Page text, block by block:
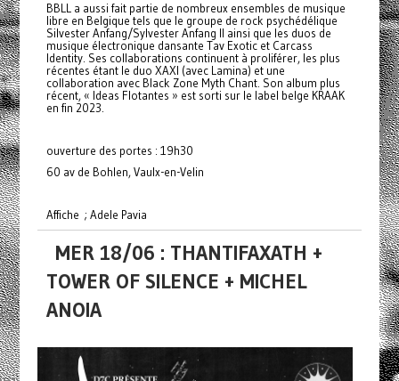
BBLL a aussi fait partie de nombreux ensembles de musique
libre en Belgique tels que le groupe de rock psychédélique
Silvester Anfang/Sylvester Anfang II ainsi que les duos de
musique électronique dansante Tav Exotic et Carcass
Identity. Ses collaborations continuent à proliférer, les plus
récentes étant le duo XAXI (avec Lamina) et une
collaboration avec Black Zone Myth Chant. Son album plus
récent, « Ideas Flotantes » est sorti sur le label belge KRAAK
en fin 2023.
ouverture des portes : 19h30
60 av de Bohlen, Vaulx-en-Velin
Affiche ; Adele Pavia
MER 18/06 : THANTIFAXATH +
TOWER OF SILENCE + MICHEL
ANOIA